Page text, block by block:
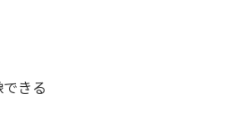
きる